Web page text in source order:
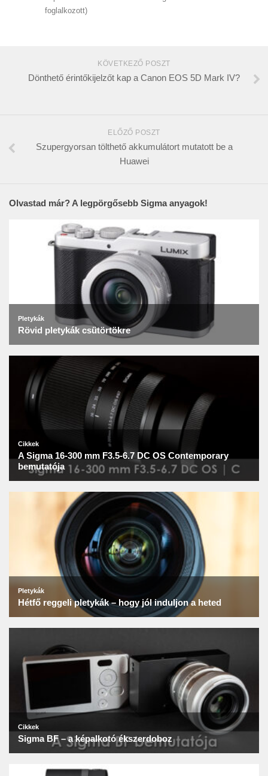
foglalkozott)
KÖVETKEZŐ POSZT
Dönthető érintőkijelzőt kap a Canon EOS 5D Mark IV?
ELŐZŐ POSZT
Szupergyorsan tölthető akkumulátort mutatott be a
Huawei
Olvastad már? A legpörgősebb Sigma anyagok!